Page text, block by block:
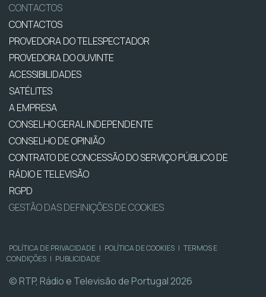
CONTACTOS
CONTACTOS
PROVEDORA DO TELESPECTADOR
PROVEDORA DO OUVINTE
ACESSIBILIDADES
SATÉLITES
A EMPRESA
CONSELHO GERAL INDEPENDENTE
CONSELHO DE OPINIÃO
CONTRATO DE CONCESSÃO DO SERVIÇO PÚBLICO DE
RÁDIO E TELEVISÃO
RGPD
GESTÃO DAS DEFINIÇÕES DE COOKIES
POLÍTICA DE PRIVACIDADE | POLÍTICA DE COOKIES | TERMOS E
CONDIÇÕES | PUBLICIDADE
© RTP, Rádio e Televisão de Portugal 2026